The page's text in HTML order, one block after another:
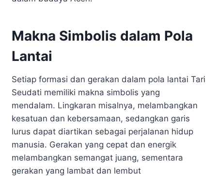
Makna Simbolis dalam Pola
Lantai
Setiap formasi dan gerakan dalam pola lantai Tari
Seudati memiliki makna simbolis yang
mendalam. Lingkaran misalnya, melambangkan
kesatuan dan kebersamaan, sedangkan garis
lurus dapat diartikan sebagai perjalanan hidup
manusia. Gerakan yang cepat dan energik
melambangkan semangat juang, sementara
gerakan yang lambat dan lembut